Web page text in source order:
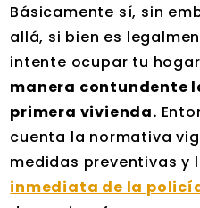
Básicamente sí, sin
allá, si bien es
intente ocupar tu
manera contundente
primera vivienda.
cuenta la normativa
medidas preventivas y
inmediata de la